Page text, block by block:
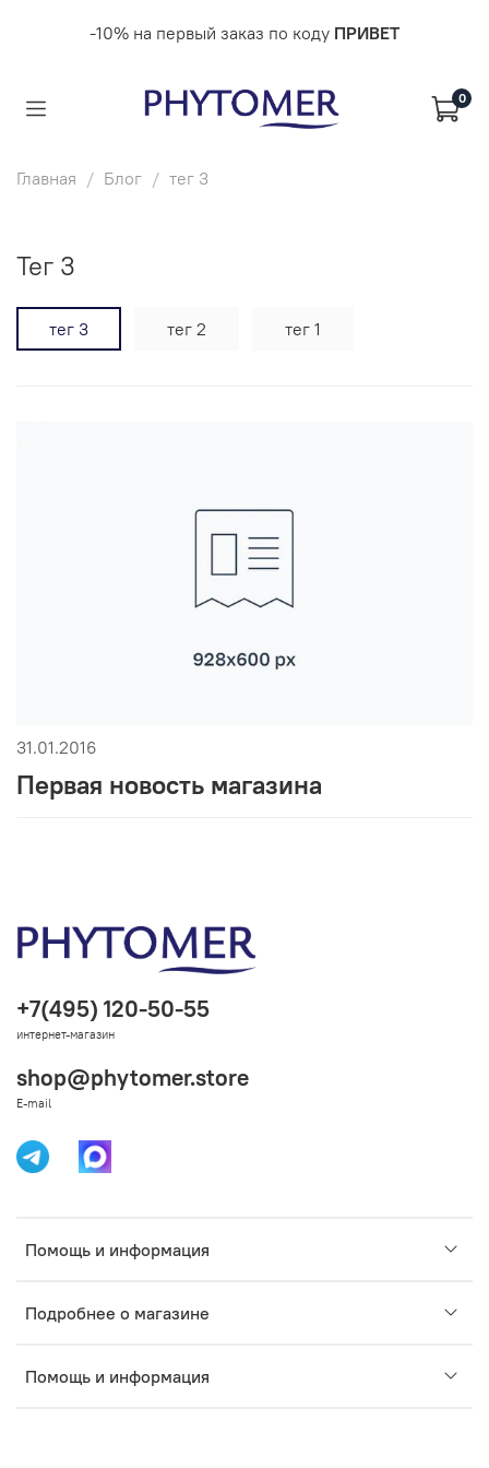
-10% на первый заказ по коду ПРИВЕТ
0
Главная Блог тег 3
тег 3
тег 3 тег 2 тег 1
31.01.2016
Первая новость магазина
Помощь и информация
Подробнее о магазине
Помощь и информация
+7(495) 120-50-55
интернет-магазин
shop@phytomer.store
E-mail